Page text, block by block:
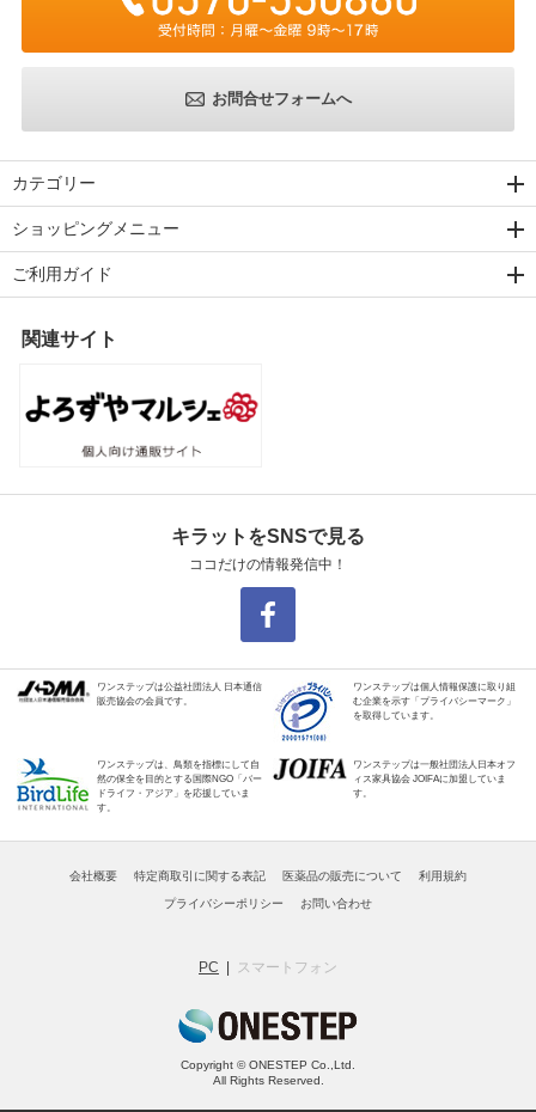
お問合せフォームへ
カテゴリー
ショッピングメニュー
ご利用ガイド
関連サイト
キラットをSNSで見る
ココだけの情報発信中！
ワンステップは公益社団法人 日本通信
販売協会の会員です。
ワンステップは個人情報保護に取り組
む企業を示す「プライバシーマーク」
を取得しています。
ワンステップは、鳥類を指標にして自
然の保全を目的とする国際NGO「バー
ドライフ・アジア」を応援していま
す。
ワンステップは一般社団法人日本オフ
ィス家具協会 JOIFAに加盟していま
す。
会社概要 特定商取引に関する表記 医薬品の販売について 利用規約
プライバシーポリシー お問い合わせ
PC スマートフォン
Copyright © ONESTEP Co.,Ltd.
All Rights Reserved.